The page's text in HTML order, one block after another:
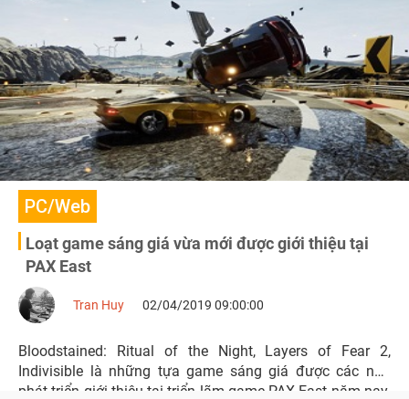
PC/Web
Loạt game sáng giá vừa mới được giới thiệu tại
PAX East
Tran Huy 02/04/2019 09:00:00
Bloodstained: Ritual of the Night, Layers of Fear 2,
Indivisible là những tựa game sáng giá được các nhà
phát triển giới thiệu tại triển lãm game PAX East năm nay.